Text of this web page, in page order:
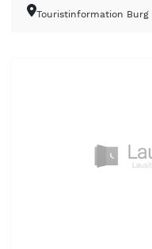
Touristinformation Burg